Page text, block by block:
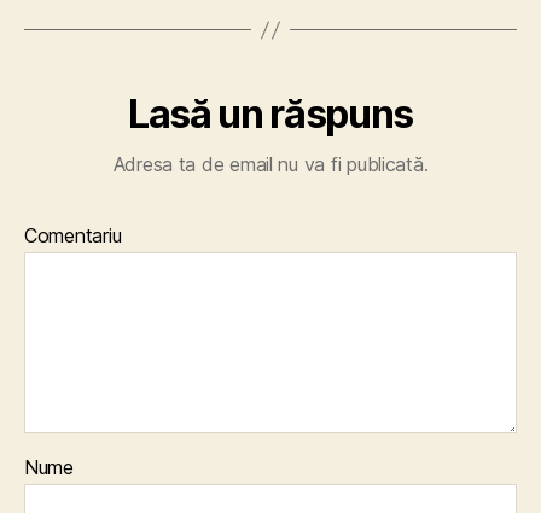
Lasă un răspuns
Adresa ta de email nu va fi publicată.
Comentariu
Nume